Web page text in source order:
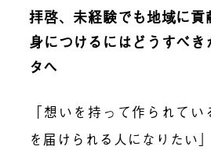
拝啓、未経験でも地域に貢
身につけるにはどうすべ
タへ
「想いを持って作られて
を届けられる人になりたい」